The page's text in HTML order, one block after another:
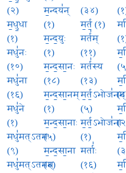
(२)
म॒धु॒धा
(१)
मधु॑नः
(१०)
मधु॑ना
(१६)
मधु॑ने
(१)
मधु॑मत्ऽतमः
(९)
मधु॑मत्ऽतमम्
म॒न्दय॑न्
(१)
म॒न्द॒युः
(१)
म॒न्द॒सा॒नः
(१८)
म॒न्द॒सा॒नम्
(१)
म॒न्द॒सा॒नाः
(५)
म॒न्द॒सा॒ना
(३)
(३४)
म॒र्त॒ (१)
मर्त॑म्
(११)
मर्त॑स्य
(१३)
म॒र्त॒ऽभोज॑नम्
(५)
म॒र्त॒ऽभोज॑ना
(१)
मर्ताः॑
(१६)